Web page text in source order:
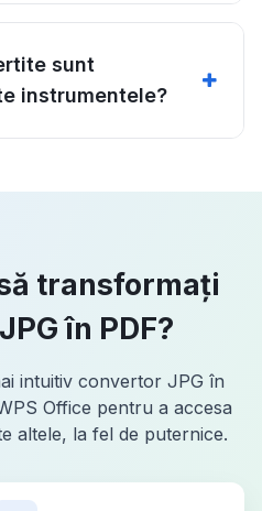
sunt
instrumentele?
transformați
în PDF?
intuitiv convertor JPG în
Office pentru a accesa
altele, la fel de puternice.